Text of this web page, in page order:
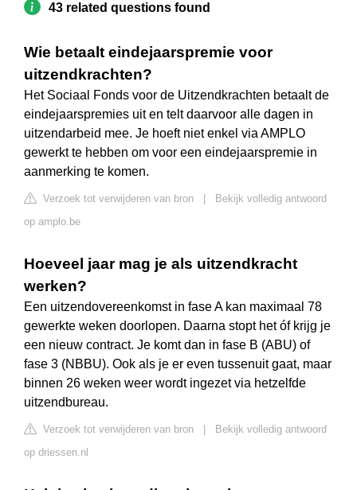
43 related questions found
Wie betaalt eindejaarspremie voor
uitzendkrachten?
Het Sociaal Fonds voor de Uitzendkrachten betaalt de
eindejaarspremies uit en telt daarvoor alle dagen in
uitzendarbeid mee. Je hoeft niet enkel via AMPLO
gewerkt te hebben om voor een eindejaarspremie in
aanmerking te komen.
Verzoek tot verwijderen van bron
Bekijk volledig antwoord
op amplo.be
Hoeveel jaar mag je als uitzendkracht
werken?
Een uitzendovereenkomst in fase A kan maximaal 78
gewerkte weken doorlopen. Daarna stopt het óf krijg je
een nieuw contract. Je komt dan in fase B (ABU) of
fase 3 (NBBU). Ook als je er even tussenuit gaat, maar
binnen 26 weken weer wordt ingezet via hetzelfde
uitzendbureau.
Verzoek tot verwijderen van bron
Bekijk volledig antwoord
op driessen.nl